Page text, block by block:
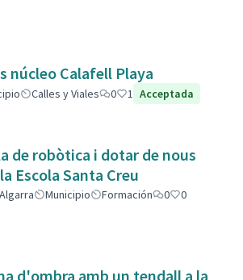
núcleo Calafell Playa
Calles y Viales 0 1 Acceptada
de robòtica i dotar de nous
Escola Santa Creu
Municipio Formación 0
0
d'ombra amb un tendall a la